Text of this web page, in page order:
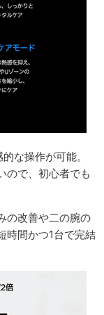
な操作が可能。
ので、初心者でも
の改善や二の腕の
時間かつ1台で完結